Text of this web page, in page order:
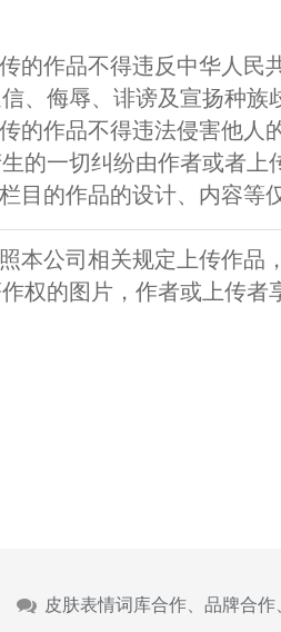
的作品不得违反中华人民
、侮辱、诽谤及宣扬种族
的作品不得违法侵害他人
的一切纠纷由作者或者上
目的作品的设计、内容等
本公司相关规定上传作品
权的图片，作者或上传者
皮肤表情词库合作、品牌合